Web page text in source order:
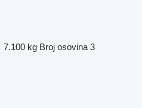
7.100 kg Broj osovina 3